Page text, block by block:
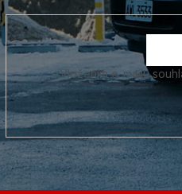
Vložením e-mailu